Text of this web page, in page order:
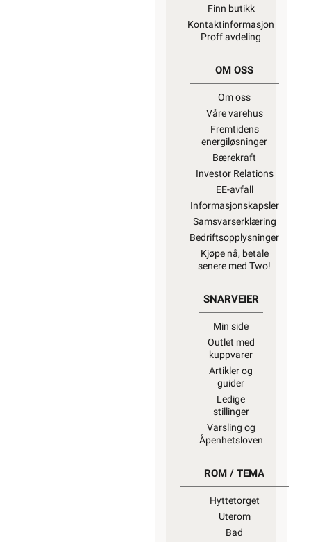
Finn butikk
Kontaktinformasjon
Proff avdeling
OM OSS
Om oss
Våre varehus
Fremtidens
energiløsninger
Bærekraft
Investor Relations
EE-avfall
Informasjonskapsler
Samsvarserklæring
Bedriftsopplysninger
Kjøpe nå, betale
senere med Two!
SNARVEIER
Min side
Outlet med
kuppvarer
Artikler og
guider
Ledige
stillinger
Varsling og
Åpenhetsloven
ROM / TEMA
Hyttetorget
Uterom
Bad